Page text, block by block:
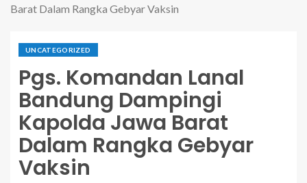
Barat Dalam Rangka Gebyar Vaksin
UNCATEGORIZED
Pgs. Komandan Lanal
Bandung Dampingi
Kapolda Jawa Barat
Dalam Rangka Gebyar
Vaksin